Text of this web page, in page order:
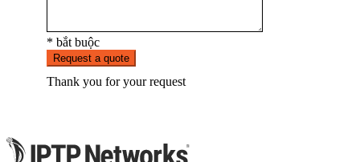
* bắt buộc
Request a quote
Thank you for your request